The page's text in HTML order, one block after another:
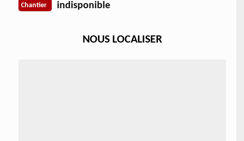
Chantier indisponible
NOUS LOCALISER